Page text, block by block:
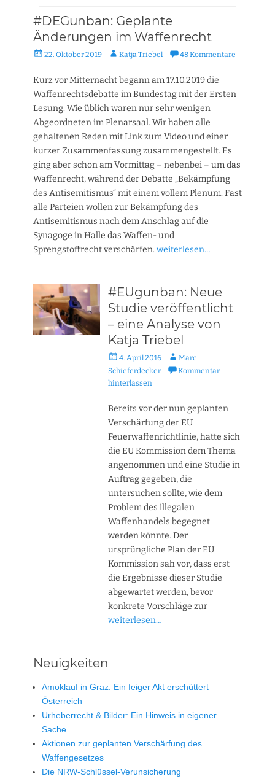
#DEGunban: Geplante
Änderungen im Waffenrecht
Veröffentlicht
22. Oktober 2019 AutorKatja Triebel 48 Kommentare
Kurz vor Mitternacht begann am 17.10.2019 die
Waffenrechtsdebatte im Bundestag mit der Ersten
Lesung. Wie üblich waren nur sehr wenigen
Abgeordneten im Plenarsaal. Wir haben alle
gehaltenen Reden mit Link zum Video und einer
kurzer Zusammenfassung zusammengestellt. Es
ging aber schon am Vormittag – nebenbei – um das
Waffenrecht, während der Debatte „Bekämpfung
des Antisemitismus“ mit einem vollem Plenum. Fast
alle Parteien wollen zur Bekämpfung des
Antisemitismus nach dem Anschlag auf die
Synagoge in Halle das Waffen- und
Sprengstoffrecht verschärfen. weiterlesen…
#EUgunban: Neue
Studie veröffentlicht
– eine Analyse von
Katja Triebel
Veröffentlicht
am
4. April 2016 AutorMarc
Schieferdecker
Kommentar
hinterlassen
Bereits vor der nun geplanten
Verschärfung der EU
Feuerwaffenrichtlinie, hatte sich
die EU Kommission dem Thema
angenommen und eine Studie in
Auftrag gegeben, die
untersuchen sollte, wie dem
Problem des illegalen
Waffenhandels begegnet
werden könnte. Der
ursprüngliche Plan der EU
Kommission sah vor, dass erst
die Ergebnisse dieser Studie
abgewartet werden, bevor
konkrete Vorschläge zur
weiterlesen…
Neuigkeiten
Amoklauf in Graz: Ein feiger Akt erschüttert
Österreich
Urheberrecht & Bilder: Ein Hinweis in eigener
Sache
Aktionen zur geplanten Verschärfung des
Waffengesetzes
Die NRW-Schlüssel-Verunsicherung